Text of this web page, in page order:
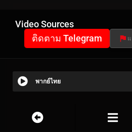
Video Sources
ติดตาม Telegram
พากย์ไทย